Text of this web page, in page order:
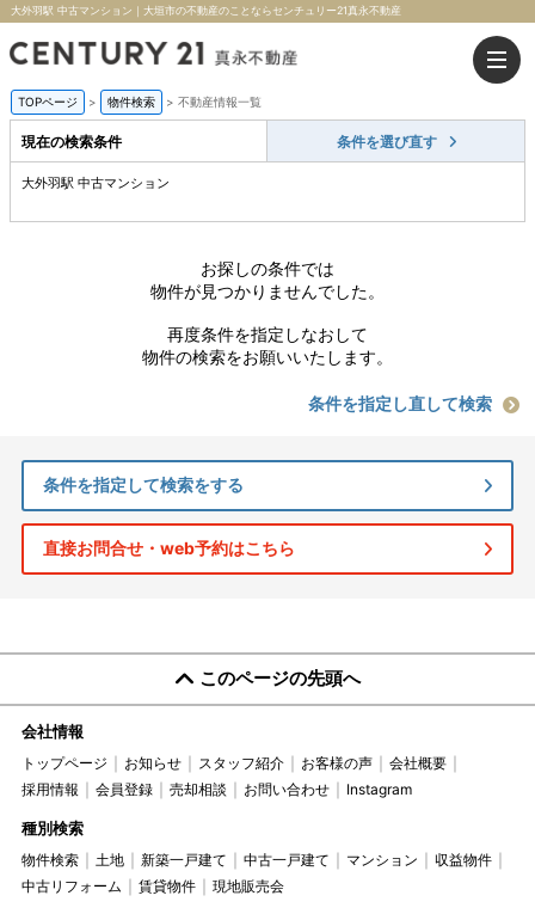
大外羽駅 中古マンション｜大垣市の不動産のことならセンチュリー21真永不動産
TOPページ > 物件検索 > 不動産情報一覧
現在の検索条件 条件を選び直す
大外羽駅 中古マンション
お探しの条件では
物件が見つかりませんでした。
再度条件を指定しなおして
物件の検索をお願いいたします。
条件を指定し直して検索
条件を指定して検索をする
直接お問合せ・web予約はこちら
このページの先頭へ
会社情報
トップページ お知らせ スタッフ紹介 お客様の声
会社概要
採用情報
会員登録 売却相談 お問い合わせ Instagram
種別検索
物件検索 土地 新築一戸建て 中古一戸建て マンション
収益物件
中古リフォーム
賃貸物件 現地販売会